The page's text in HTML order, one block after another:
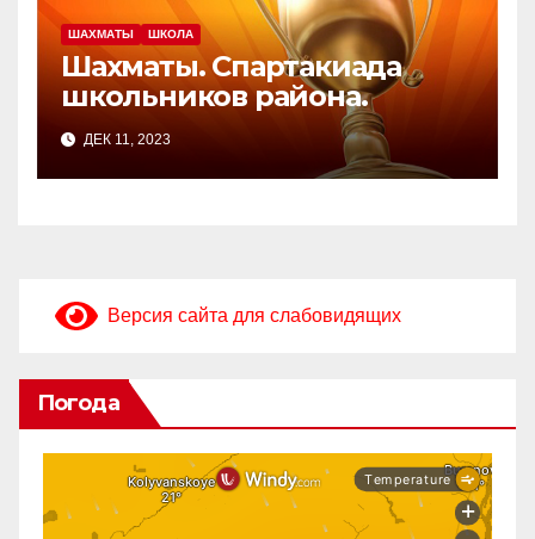
ШАХМАТЫ ШКОЛА
Шахматы. Спартакиада
школьников района.
ДЕК 11, 2023
Версия сайта для слабовидящих
Погода